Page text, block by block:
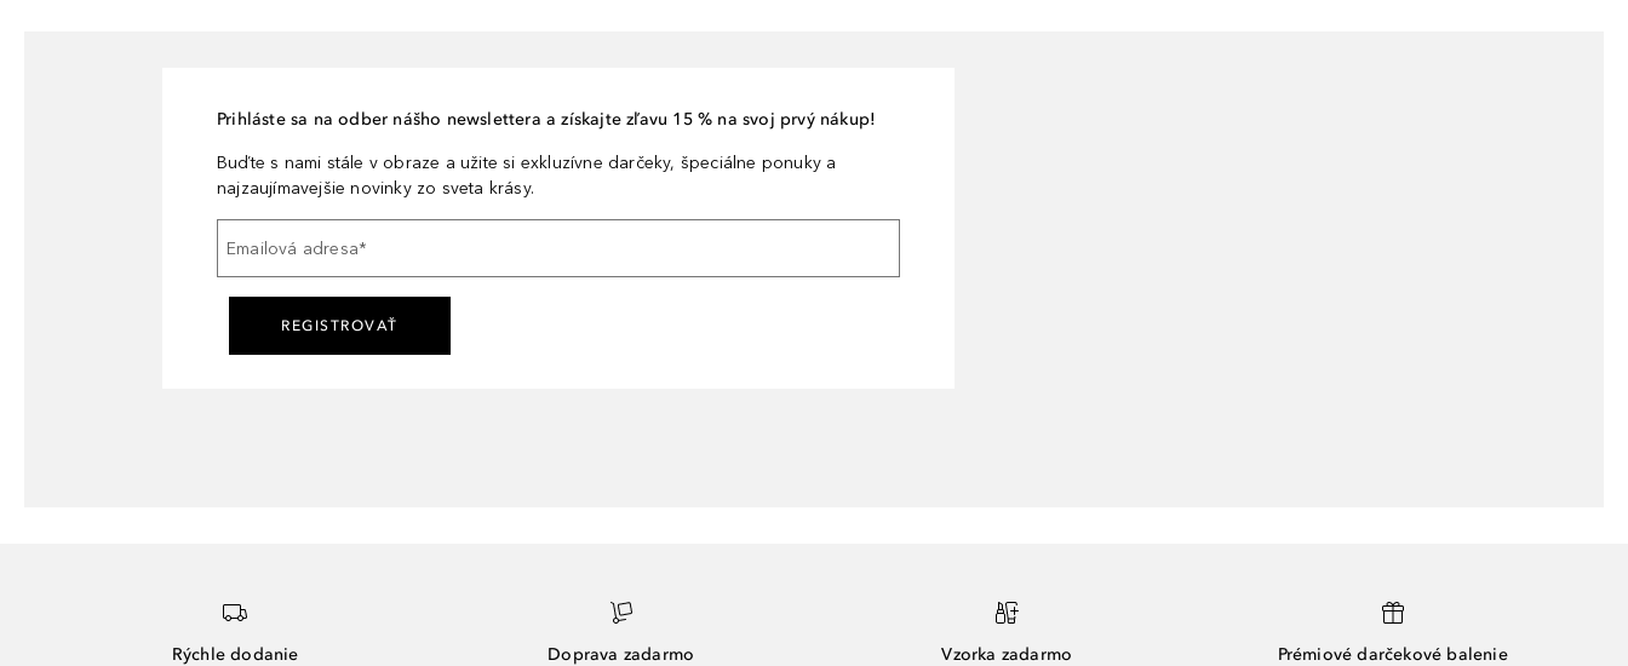
Prihláste sa na odber nášho newslettera a získajte zľavu 15 % na svoj prvý nákup!
Buďte s nami stále v obraze a užite si exkluzívne darčeky, špeciálne ponuky a
najzaujímavejšie novinky zo sveta krásy.
Emailová adresa*
REGISTROVAŤ
Rýchle dodanie
Doprava zadarmo
Vzorka zadarmo
Prémiové darčekové balenie